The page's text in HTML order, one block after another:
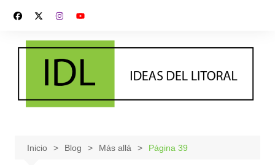
contenido
Inicio Blog Más allá Página 39